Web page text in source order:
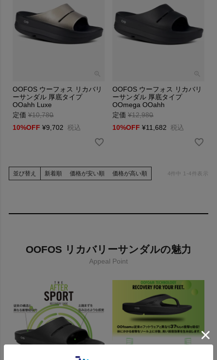
OOFOS ウーフォス リカバリ
ーサンダル 厚底タイプ
OOahh Luxe
定価 ¥10,780
→
10%OFF ¥9,702 税込
OOFOS ウーフォス リカバリ
ーサンダル 厚底タイプ
OOmega OOahh
定価 ¥12,980
→
10%OFF ¥11,682 税込
並び替え 新着順 価格が安い順 価格が高い順 4件中 1 -4 件表示
OOFOS リカバリーサンダルの魅力
Appeal Point